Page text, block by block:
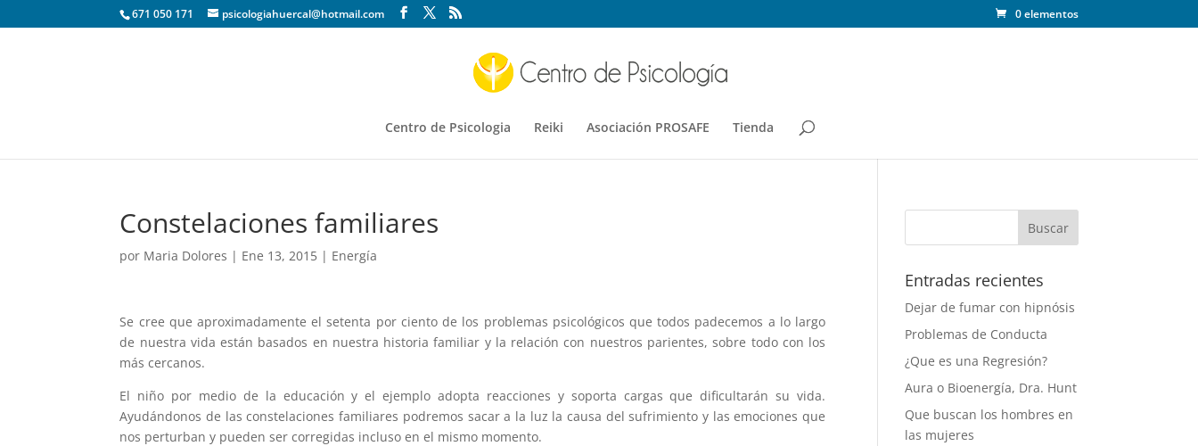
671 050 171 psicologiahuercal@hotmail.com 0 elementos
Centro de Psicologia Reiki Asociación PROSAFE Tienda
Constelaciones familiares
por Maria Dolores | Ene 13, 2015 | Energía
Se cree que aproximadamente el setenta por ciento de los problemas psicológicos que todos padecemos a lo largo
de nuestra vida están basados en nuestra historia familiar y la relación con nuestros parientes, sobre todo con los
más cercanos.
El niño por medio de la educación y el ejemplo adopta reacciones y soporta cargas que dificultarán su vida.
Ayudándonos de las constelaciones familiares podremos sacar a la luz la causa del sufrimiento y las emociones que
nos perturban y pueden ser corregidas incluso en el mismo momento.
Entradas recientes
Dejar de fumar con hipnósis
Problemas de Conducta
¿Que es una Regresión?
Aura o Bioenergía, Dra. Hunt
Que buscan los hombres en
las mujeres